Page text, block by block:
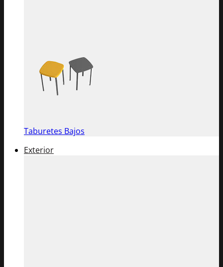
Taburetes Bajos
Exterior